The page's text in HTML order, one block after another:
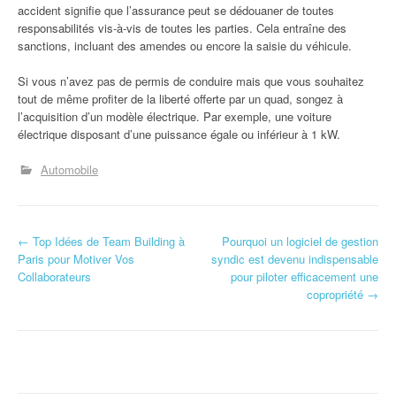
accident signifie que l’assurance peut se dédouaner de toutes
responsabilités vis-à-vis de toutes les parties. Cela entraîne des
sanctions, incluant des amendes ou encore la saisie du véhicule.
Si vous n’avez pas de permis de conduire mais que vous souhaitez
tout de même profiter de la liberté offerte par un quad, songez à
l’acquisition d’un modèle électrique. Par exemple, une voiture
électrique disposant d’une puissance égale ou inférieur à 1 kW.
Automobile
N
a
← Top Idées de Team Building à
Paris pour Motiver Vos
Collaborateurs
Pourquoi un logiciel de gestion
syndic est devenu indispensable
pour piloter efficacement une
copropriété →